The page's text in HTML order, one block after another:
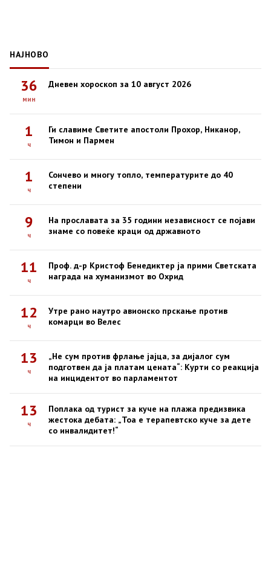
НАЈНОВО
36
мин
Дневен хороскоп за 10 август 2026
1
ч
Ги славиме Светите апостоли Прохор, Никанор,
Тимон и Пармен
1
ч
Сончево и многу топло, температурите до 40
степени
9
ч
На прославата за 35 години независност се појави
знаме со повеќе краци од државното
11
ч
Проф. д-р Кристоф Бенедиктер ја прими Светската
награда на хуманизмот во Охрид
12
ч
Утре рано наутро авионско прскање против
комарци во Велес
13
ч
„Не сум против фрлање јајца, за дијалог сум
подготвен да ја платам цената“: Курти со реакција
на инцидентот во парламентот
13
ч
Поплака од турист за куче на плажа предизвика
жестока дебата: „Тоа е терапевтско куче за дете
со инвалидитет!“